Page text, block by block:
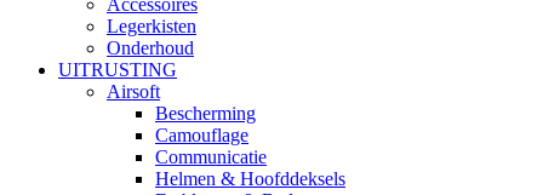
Legerkisten
Onderhoud
UITRUSTING
Airsoft
Bescherming
Camouflage
Communicatie
Helmen & Hoofddeksels